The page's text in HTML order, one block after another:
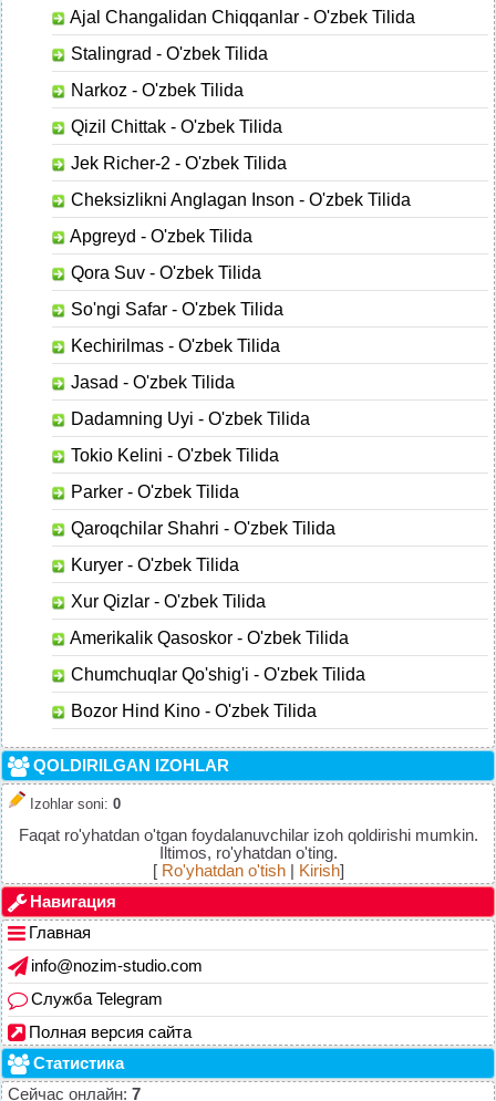
Ajal Changalidan Chiqqanlar - O'zbek Tilida
Stalingrad - O'zbek Tilida
Narkoz - O'zbek Tilida
Qizil Chittak - O'zbek Tilida
Jek Richer-2 - O'zbek Tilida
Cheksizlikni Anglagan Inson - O'zbek Tilida
Apgreyd - O'zbek Tilida
Qora Suv - O'zbek Tilida
So'ngi Safar - O'zbek Tilida
Kechirilmas - O'zbek Tilida
Jasad - O'zbek Tilida
Dadamning Uyi - O'zbek Tilida
Tokio Kelini - O'zbek Tilida
Parker - O'zbek Tilida
Qaroqchilar Shahri - O'zbek Tilida
Kuryer - O'zbek Tilida
Xur Qizlar - O'zbek Tilida
Amerikalik Qasoskor - O'zbek Tilida
Chumchuqlar Qo'shig'i - O'zbek Tilida
Bozor Hind Kino - O'zbek Tilida
QOLDIRILGAN IZOHLAR
Izohlar soni: 0
Faqat ro'yhatdan o'tgan foydalanuvchilar izoh qoldirishi mumkin.
Iltimos, ro'yhatdan o'ting.
[ Ro'yhatdan o'tish| Kirish]
Навигация
Главная
info@nozim-studio.com
Служба Telegram
Полная версия сайта
Статистика
Сейчас онлайн: 7